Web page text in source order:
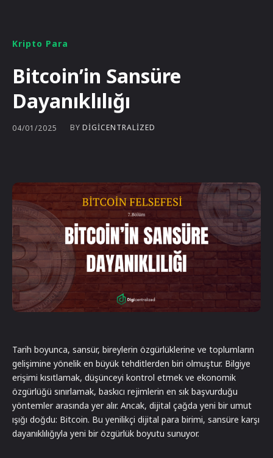
Kripto Para
Bitcoin’in Sansüre
Dayanıklılığı
04/01/2025 BY DIGICENTRALIZED
Tarih boyunca, sansür, bireylerin özgürlüklerine ve toplumların
gelişimine yönelik en büyük tehditlerden biri olmuştur. Bilgiye
erişimi kısıtlamak, düşünceyi kontrol etmek ve ekonomik
özgürlüğü sınırlamak, baskıcı rejimlerin en sık başvurduğu
yöntemler arasında yer alır. Ancak, dijital çağda yeni bir umut
ışığı doğdu: Bitcoin. Bu yenilikçi dijital para birimi, sansüre karşı
dayanıklılığıyla yeni bir özgürlük boyutu sunuyor.